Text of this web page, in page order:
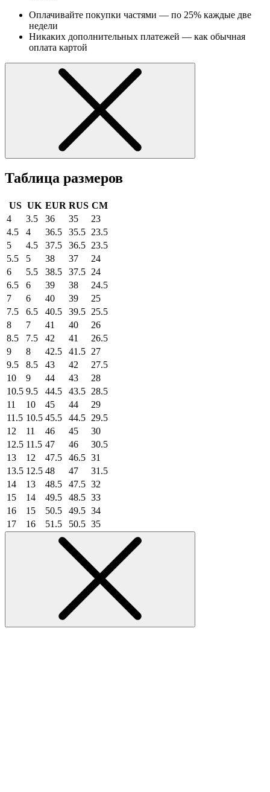
Оплачивайте покупки частями — по 25% каждые две
недели
Никаких дополнительных платежей — как обычная
оплата картой
Таблица размеров
US UK EUR RUS CM
4
3.5 36 35
23
4.5
4 36.5 35.5 23.5
5
4.5 37.5 36.5 23.5
5.5
5 38 37
24
6
5.5 38.5 37.5 24
6.5
6 39 38
24.5
7
6 40 39
25
7.5
6.5 40.5 39.5 25.5
8
7 41 40
26
8.5
7.5 42 41
26.5
9
8 42.5 41.5 27
9.5
8.5 43 42
27.5
10
9 44 43
28
10.5 9.5 44.5 43.5 28.5
11
10 45 44
29
11.5 10.5 45.5 44.5 29.5
12
11 46 45
30
12.5 11.5 47 46
30.5
13
12 47.5 46.5 31
13.5 12.5 48 47
31.5
14
13 48.5 47.5 32
15
14 49.5 48.5 33
16
15 50.5 49.5 34
17
16 51.5 50.5 35